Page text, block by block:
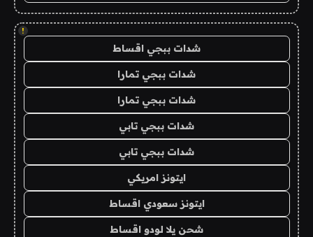
!
شدات ببجي اقساط
شدات ببجي تمارا
شدات ببجي تمارا
شدات ببجي تابي
شدات ببجي تابي
ايتونز امريكي
ايتونز سعودي اقساط
شحن يلا لودو اقساط